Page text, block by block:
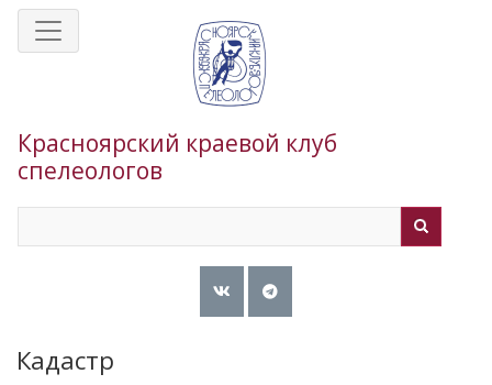
Перейти
Красноярский краевой клуб
спелеологов
Кадастр